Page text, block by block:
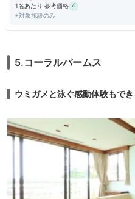
1名あたり 参考価格
※対象施設のみ
5.コーラルパームス
ウミガメと泳ぐ感動体験もで